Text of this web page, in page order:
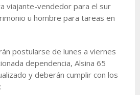
viajante-vendedor para el sur
u hombre para tareas en
postularse de lunes a viernes
dependencia, Alsina 65
y deberán cumplir con los